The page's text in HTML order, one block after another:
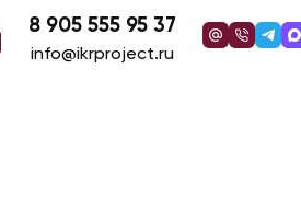
8 905 555 95 37
info@ikrproject.ru